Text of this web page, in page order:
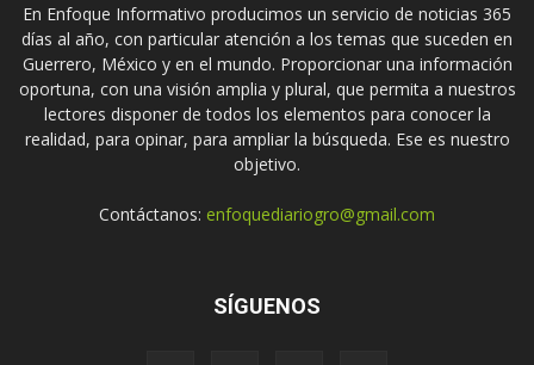
En Enfoque Informativo producimos un servicio de noticias 365
días al año, con particular atención a los temas que suceden en
Guerrero, México y en el mundo. Proporcionar una información
oportuna, con una visión amplia y plural, que permita a nuestros
lectores disponer de todos los elementos para conocer la
realidad, para opinar, para ampliar la búsqueda. Ese es nuestro
objetivo.
Contáctanos: enfoquediariogro@gmail.com
SÍGUENOS